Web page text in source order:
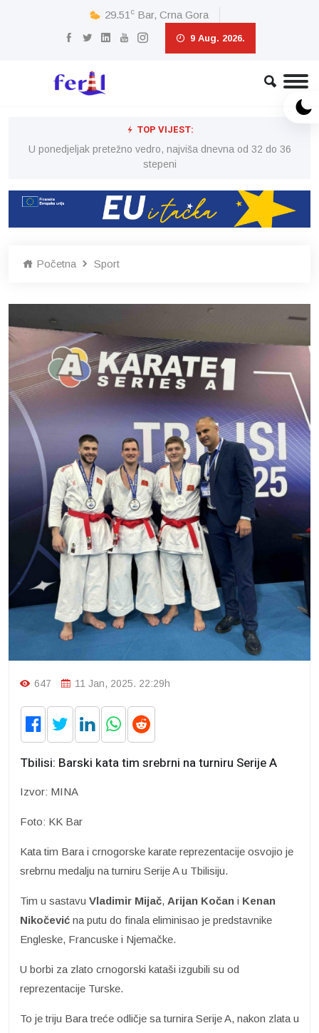
29.51 c Bar, Crna Gora
9 Aug. 2026.
TOP VIJEST:
U ponedjeljak pretežno vedro, najviša dnevna od 32 do 36
stepeni
Početna Sport
647 11 Jan, 2025. 22:29h
Tbilisi: Barski kata tim srebrni na turniru Serije A
Izvor: MINA
Foto: KK Bar
Kata tim Bara i crnogorske karate reprezentacije osvojio je
srebrnu medalju na turniru Serije A u Tbilisiju.
Tim u sastavu Vladimir Mijač, Arijan Kočan i Kenan
Nikočević na putu do finala eliminisao je predstavnike
Engleske, Francuske i Njemačke.
U borbi za zlato crnogorski kataši izgubili su od
reprezentacije Turske.
To je triju Bara treće odličje sa turnira Serije A, nakon zlata u